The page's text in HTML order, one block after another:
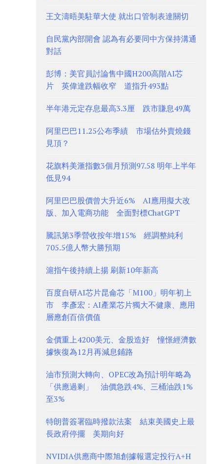
王文濤晤美駐華大使 就出口管制表達關切
自民黨內部開會 認為有必要同中方保持溝通
對話
彭博：美官員討論售中國H200高階AI芯
片 英偉達跌幅收窄 道指升493點
半年港元定存息最高3.3厘 跌市賺息49萬
阿里巴巴11.25公布季績 市場估外賣燒錢
見頂？
花旗料美滙指數3個月預測97.58 明年上半年
低見94
阿里巴巴股價曾大升近6% AI應用擬大改
版、加入電商功能 全面對標ChatGPT
騰訊第3季營收按年增15% 經調整純利
705.5億人幣大勝預期
滬指午後持續上揚 刷新10年新高
百度自研AI芯片昆侖芯「M100」明年初上
市 李彥宏：AI產業芯片獨大不健康、應用
層應創百倍價值
金價重上4200美元、金股造好 憧憬經濟數
據恢復為12月再減息鋪路
油市預測大轉向、OPEC改為預計明年略為
「供應過剩」 油價急跌4%、三桶油跌1%
至3%
特朗普簽署臨時撥款法案 結束美國史上最
長政府停擺 美期向好
NVIDIA供應商中際旭創據報選定投行A+H